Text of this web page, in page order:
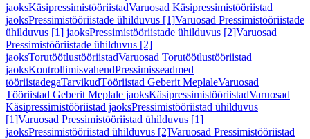
jaoksKäsipressimistööriistadVaruosad Käsipressimistööriistad
jaoksPressimistööriistade ühilduvus [1]Varuosad Pressimistööriistade
ühilduvus [1] jaoksPressimistööriistade ühilduvus [2]Varuosad
Pressimistööriistade ühilduvus [2]
jaoksTorutöötlustööriistadVaruosad Torutöötlustööriistad
jaoksKontrollimisvahendPressimisseadmed
tööriistadegaTarvikudTööriistad Geberit MeplaleVaruosad
Tööriistad Geberit Meplale jaoksKäsipressimistööriistadVaruosad
Käsipressimistööriistad jaoksPressimistööriistad ühilduvus
[1]Varuosad Pressimistööriistad ühilduvus [1]
jaoksPressimistööriistad ühilduvus [2]Varuosad Pressimistööriistad